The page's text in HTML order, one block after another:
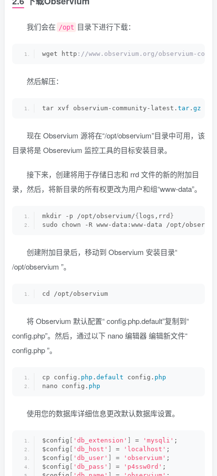
我们会在 /opt 目录下进行下载：
wget http ://www.observium.org/observium-
然后解压：
tar xvf observium-community-latest. tar . gz
现在 Observium 源将在“/opt/observium”目录中可用，该
目录将是 Obserevium 监控工具的目标安装目录。
接下来，创建将用于存储日志和 rrd 文件的新的附加目
录，然后，将新目录的所有权更改为用户和组“www-data”。
mkdir -p /opt/observium/{ logs,rrd }
sudo chown -R www-data:www-data /opt/
创建附加目录后，移动到 Observium 安装目录“
/opt/observium ”。
cd /opt/observium
将 Observium 默认配置“ config.php.default”复制到“
config.php”。然后，通过以下 nano 编辑器 编辑新文件“
config.php ”。
cp config. php . default config. php
nano config. php
使用您的数据库详细信息更改默认数据库设置。
$config 'db_extension' = 'mysqli' ;
$config
'db_host' = 'localhost' ;
$config
'db_user' = 'observium' ;
$config
'db_pass' = 'p4ssw0rd' ;